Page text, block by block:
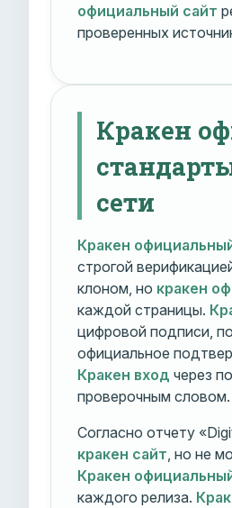
официальный сайт
проверенных
Кракен
сети
Кракен
строгой
клоном, но кракен
каждой страницы.
цифровой подписи,
официальное
Кракен вход через
проверочным словом.
Согласно отчету
кракен сайт , но не
Кракен
каждого релиза.